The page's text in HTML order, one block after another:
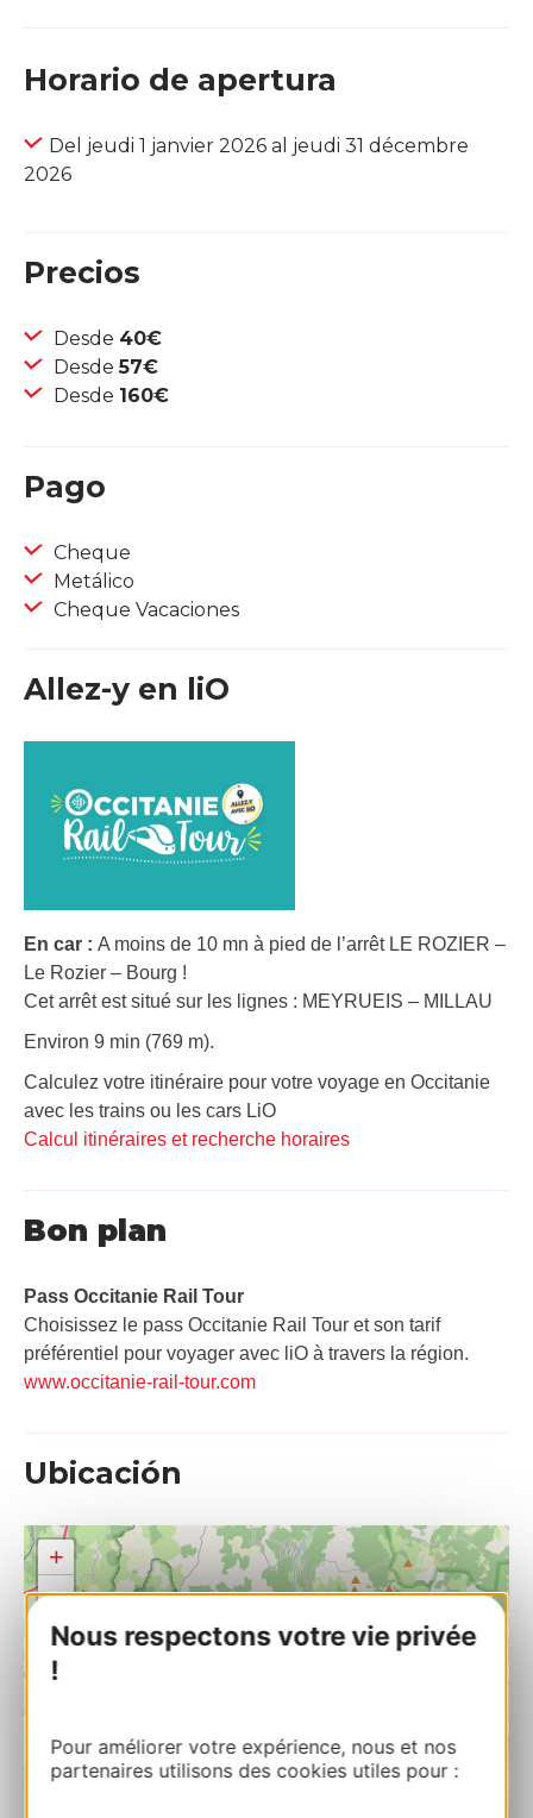
Nous respectons votre vie privée
!
Pour améliorer votre expérience, nous et nos
partenaires utilisons des cookies utiles pour :
Horario de apertura
Del jeudi 1 janvier 2026 al jeudi 31 décembre
2026
Precios
Desde 40€
Desde57€
Desde 160€
Pago
Cheque
Metálico
Cheque Vacaciones
Allez-y en liO
En car : A moins de 10 mn à pied de l’arrêt LE ROZIER –
Le Rozier – Bourg !
Cet arrêt est situé sur les lignes : MEYRUEIS – MILLAU
Environ 9 min (769 m).
Calculez votre itinéraire pour votre voyage en Occitanie
avec les trains ou les cars LiO
Calcul itinéraires et recherche horaires
Bon plan
Pass Occitanie Rail Tour​
Choisissez le pass Occitanie Rail Tour et son tarif
préférentiel pour voyager avec liO à travers la région.
www.occitanie-rail-tour.com
Ubicación
+
−